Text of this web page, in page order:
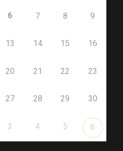
6 7 8 9
13 14 15 16
20 21 22 23
27 28 29 30
3 4 5 6